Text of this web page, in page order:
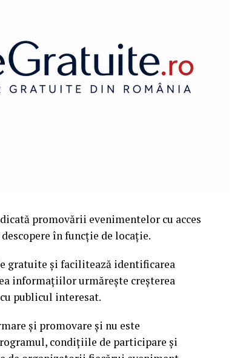
promovării evenimentelor cu acces
în funcție de locație.
gratuite și facilitează identificarea
informațiilor urmărește creșterea
publicul interesat.
și promovare și nu este
condițiile de participare și